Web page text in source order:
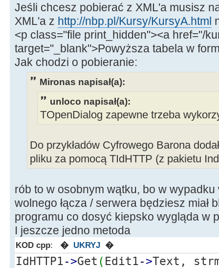
Jeśli chcesz pobierać z XML'a musisz
XML'a z http://nbp.pl/Kursy/KursyA.html
<p class="file print_hidden"><a href="/
target="_blank">Powyższa tabela w
Jak chodzi o pobieranie:
Mironas napisał(a):
unloco napisał(a):
TOpenDialog zapewne trzeba
Do przykładów Cyfrowego Barona
pliku za pomocą TIdHTTP (z pakietu
rób to w osobnym wątku, bo w
wolnego łącza / serwera będziesz miał
programu co dosyć kiepsko wygląda w
I jeszcze jedno metoda
KOD cpp: � UKRYJ �
IdHTTP1->Get ( Edit1->Text,